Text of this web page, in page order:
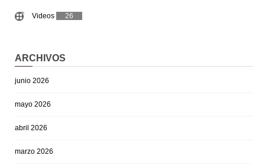
Videos 26
ARCHIVOS
junio 2026
mayo 2026
abril 2026
marzo 2026